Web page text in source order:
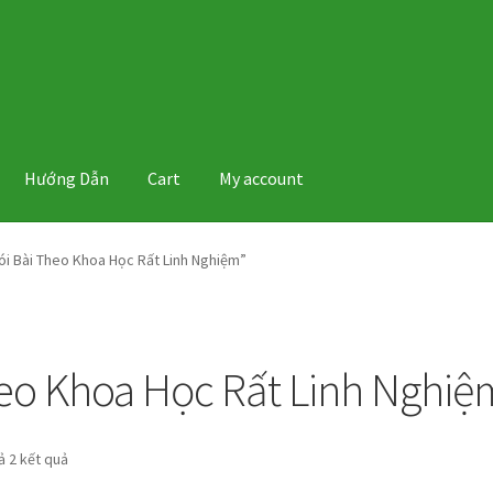
Hướng Dẫn Cart My account
Bài Theo Khoa Học Rất Linh Nghiệm”
Khoa Học Rất Linh
2 kết quả